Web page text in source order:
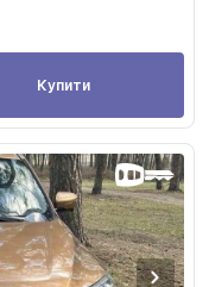
Купити